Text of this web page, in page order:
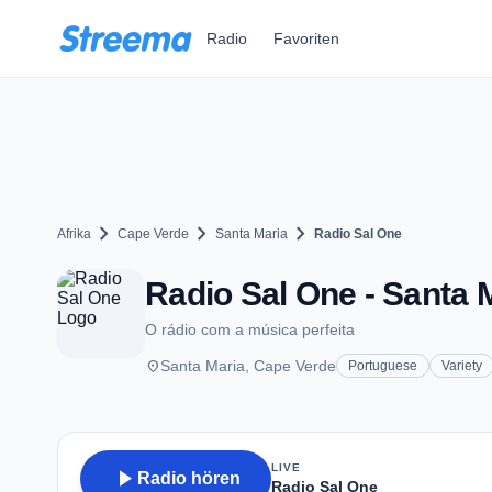
Radio Favoriten
Afrika chevron_right Cape Verde chevron_right Santa Maria chevron_right Radio Sal One
Radio Sal One - Santa
O rádio com a música perfeita
placeSanta Maria, Cape Verde Portuguese Variety
play_arrow Radio hören
LIVE
Radio Sal One